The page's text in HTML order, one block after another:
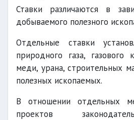
Ставки различаются в
добываемого полезного
Отдельные ставки
природного газа, газового
меди, урана, строительных
полезных ископаемых.
В отношении отдельных
проектов